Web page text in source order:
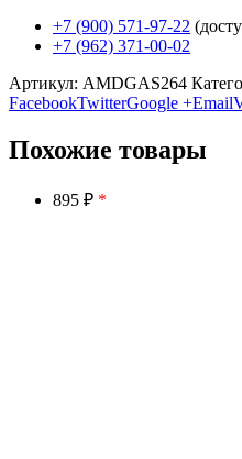
+7 (900) 571-97-22
+7 (962) 371-00-02
Артикул: AMDGAS264
FacebookTwitterGoogle +Email
Похожие товары
895 ₽ *